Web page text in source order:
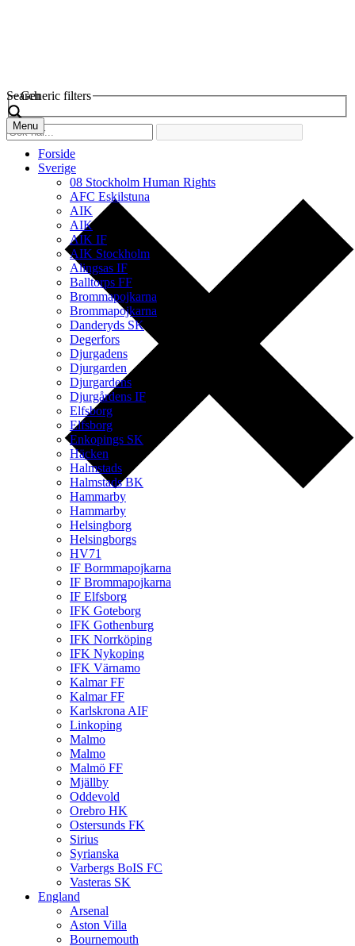
Search
Generic filters
Menu
Forside
Sverige
08 Stockholm Human Rights
AFC Eskilstuna
AIK
AIK
AIK IF
AIK Stockholm
Alingsas IF
Balltorps FF
Brommapojkarna
Brommapojkarna
Danderyds SK
Degerfors
Djurgadens
Djurgarden
Djurgardens
Djurgårdens IF
Elfsborg
Elfsborg
Enkopings SK
Häcken
Halmstads
Halmstads BK
Hammarby
Hammarby
Helsingborg
Helsingborgs
HV71
IF Bormmapojkarna
IF Brommapojkarna
IF Elfsborg
IFK Goteborg
IFK Gothenburg
IFK Norrköping
IFK Nykoping
IFK Värnamo
Kalmar FF
Kalmar FF
Karlskrona AIF
Linkoping
Malmo
Malmo
Malmö FF
Mjällby
Oddevold
Orebro HK
Ostersunds FK
Sirius
Syrianska
Varbergs BoIS FC
Vasteras SK
England
Arsenal
Aston Villa
Bournemouth